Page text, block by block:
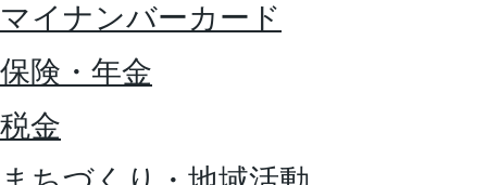
マイナンバーカード
保険・年金
税金